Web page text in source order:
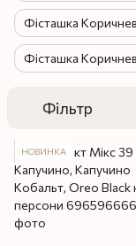
Фісташка
Фісташка
Фільтр
НОВИНКА